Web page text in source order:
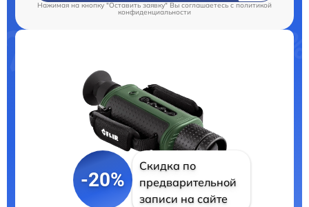
Нажимая на кнопку "Оставить заявку" Вы соглашаетесь c политикой
конфиденциальности
-20%
Скидка по
предварительной
записи на сайте